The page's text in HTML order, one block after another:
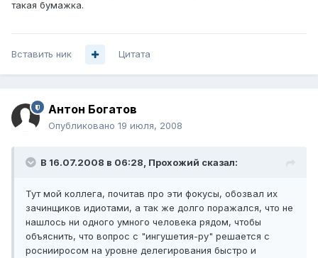
такая бумажка.
Вставить ник Цитата
Антон Богатов
Опубликовано 19 июля, 2008
В 16.07.2008 в 06:28, Прохожий сказал:
Тут мой коллега, почитав про эти фокусы, обозвал их
зачинщиков идиотами, а так же долго поражался, что не
нашлось ни одного умного человека рядом, чтобы
объяснить, что вопрос с "ингушетия-ру" решается с
роснииросом на уровне делегирования быстро и